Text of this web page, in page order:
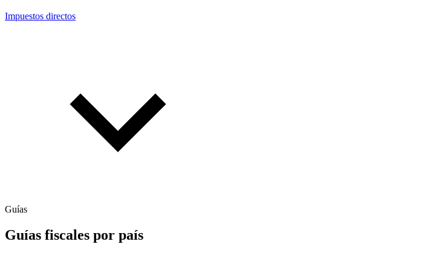
Impuestos directos
Guías
Guías fiscales por país